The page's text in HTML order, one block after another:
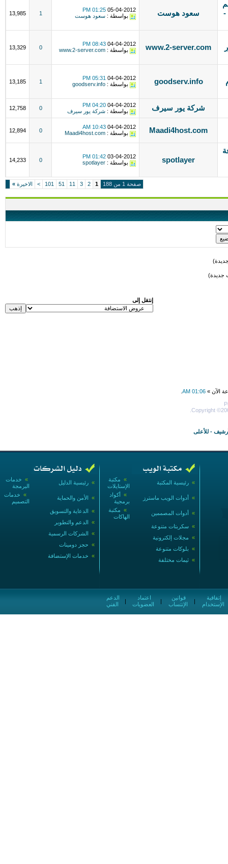
-
سعود هوست 05-04-2012
01:25 PM
بواسطة : سعود هوست 1
13,985
www.2-server.com
04-04-2012
08:43 PM
بواسطة : www.2-server.com
0
13,329
goodserv.info
04-04-2012
05:31 PM
بواسطة : goodserv.info
1
13,185
شركة يور سيرف 04-04-2012
04:20 PM
بواسطة : شركة يور سيرف 0
12,758
Maadi4host.com
04-04-2012
10:43 AM
بواسطة : Maadi4host.com
0
12,894
spotlayer
03-04-2012
01:42 PM
بواسطة : spotlayer
0
14,233
صفحة 1 من 188 1
2
3
11
51
101
> الاخيرة »
جديدة)
إنتقل إلى
الآن » 01:06 AM
Copyright
- للأعلى
» خدمات
البرمجة
» رئيسية الدليل
» خدمات
التصميم
» الأمن والحماية
» الدعاية والتسويق
» الدعم والتطوير
» الشركات الرسمية
» حجز دومينات
» خدمات الإستضافة
» مكتبة
الإستايلات
» رئيسية المكتبة
» أكواد
برمجية
» أدوات الويب ماسترز
» مكتبة
الهاكات
» أدوات المصممين
» سكربتات متنوعة
» مجلات إلكترونية
» بلوكات متنوعة
» ثيمات مختلفة
الفني
|
العضويات
|
الإنتساب
|
الإستخدام